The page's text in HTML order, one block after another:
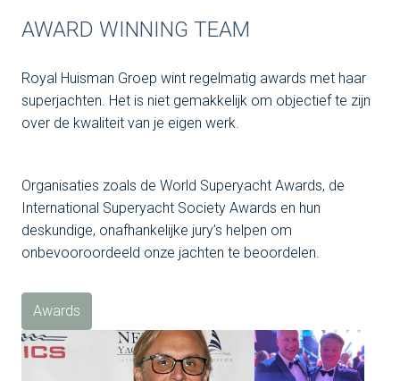
AWARD WINNING TEAM
Royal Huisman Groep wint regelmatig awards met haar
superjachten. Het is niet gemakkelijk om objectief te zijn
Organisaties zoals de World Superyacht Awards, de
International Superyacht Society Awards en hun
deskundige, onafhankelijke jury’s helpen om ​​
onbevooroordeeld onze jachten te beoordelen.
Awards